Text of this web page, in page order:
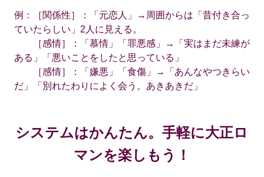
例：［関係性］：「元恋人」→周囲からは「昔付き合っ
ていたらしい」2人に見える。
［感情］：「慕情」「罪悪感」→「実はまだ未練が
ある」「悪いことをしたと思っている」
［感情］：「嫌悪」「食傷」→「あんなやつきらい
だ」「別れたわりによく会う。あきあきだ」
システムはかんたん。手軽に大正ロ
マンを楽しもう！